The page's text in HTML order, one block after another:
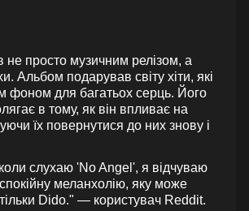
не просто музичним релізом, а
Альбом подарував світу хіти, які
фоном для багатьох серць. Його
в тому, як він впливає на
їх повернутися до них знову і
слухаю 'No Angel', я відчуваю
меланхолію, яку може
Dido." — користувач Reddit.